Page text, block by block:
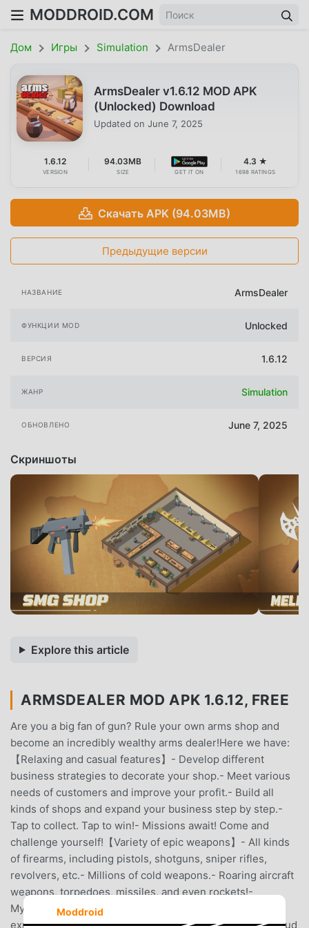
MODDROID.COM
Дом Игры Simulation ArmsDealer
ArmsDealer v1.6.12 MOD APK
(Unlocked) Download
Updated on June 7, 2025
1.6.12
VERSION
94.03MB
SIZE GET IT ON
4.3 ★
1698 RATINGS
Скачать APK (94.03MB)
Предыдущие версии
НАЗВАНИЕ ArmsDealer
ФУНКЦИИ MOD Unlocked
ВЕРСИЯ 1.6.12
ЖАНР Simulation
ОБНОВЛЕНО June 7, 2025
Скриншоты
Explore this article
ARMSDEALER MOD APK 1.6.12, FREE
Are you a big fan of gun? Rule your own arms shop and
become an incredibly wealthy arms dealer!Here we have:
【Relaxing and casual features】- Develop different
business strategies to decorate your shop.- Meet various
needs of customers and improve your profit.- Build all
kinds of shops and expand your business step by step.-
Tap to collect. Tap to win!- Missions await! Come and
challenge yourself!【Variety of epic weapons】- All kinds
of firearms, including pistols, shotguns, sniper rifles,
revolvers, etc.- Millions of cold weapons.- Roaring aircraft
weapons, torpedoes, missiles, and even rockets!-
Mysterious future sci-fi weapons are waiting for you to
explore!!!Also, the game process can be saved in the cloud
Moddroid